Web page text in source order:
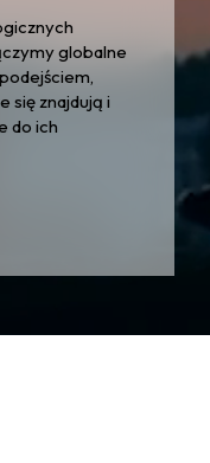
globalne
się znajdują i
do ich